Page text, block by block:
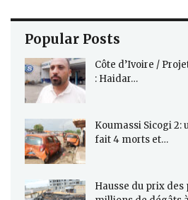
Popular Posts
Côte d’Ivoire /
: Haidar…
Koumassi Sicogi 2:
fait 4 morts et…
Hausse du prix des